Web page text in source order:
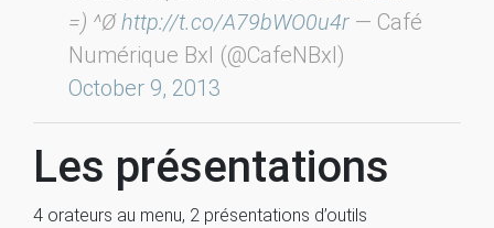
=) ^Øhttp://t.co/A79bWO0u4r — Café
Numérique Bxl (@CafeNBxl)
October 9, 2013
Les présentations
4 orateurs au menu, 2 présentations d’outils